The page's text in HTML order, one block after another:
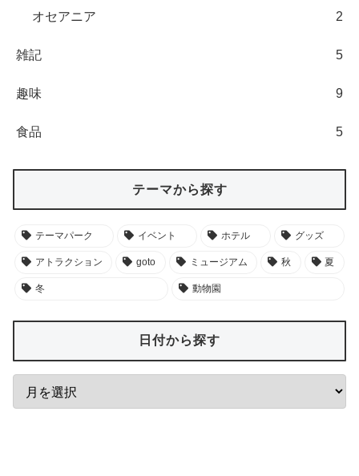
オセアニア 2
雑記 5
趣味 9
食品 5
テーマから探す
テーマパーク イベント ホテル グッズ
アトラクション goto ミュージアム 秋 夏
冬 動物園
日付から探す